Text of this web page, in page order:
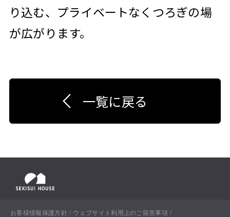
り込む、プライベートなくつろぎの場
が広がります。
一覧に戻る
お客様情報保護方針 ウェブサイト利用上のご留意事項